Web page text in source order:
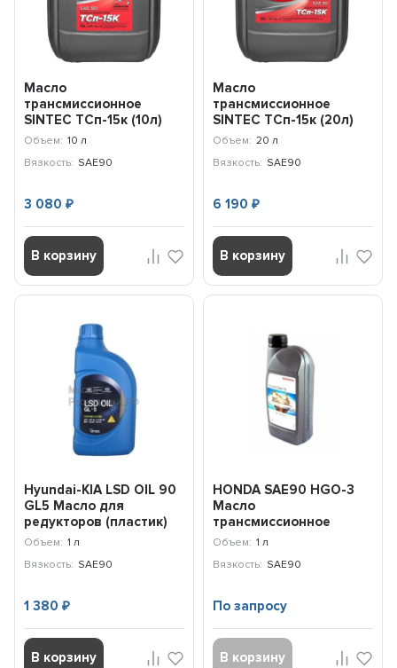
Масло
трансмиссионное
SINTEC ТСп-15к (10л)
900277
Объем: 10 л
Вязкость: SAE90
3 080₽
В корзину
Масло
трансмиссионное
SINTEC ТСп-15к (20л)
999808
Объем: 20 л
Вязкость: SAE90
6 190 ₽
В корзину
Hyundai-KIA LSD OIL 90
GL5 Масло для
редукторов (пластик)
(1л) / 0210000110
Объем: 1 л
Вязкость: SAE90
1 380₽
В корзину
HONDA SAE90 HGO-3
Масло
трансмиссионное
(гипоидное) (ЕВРОПА)
Объем: 1 л
Вязкость: SAE90
По запросу
В корзину